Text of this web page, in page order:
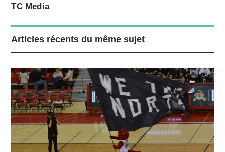
TC Media
Articles récents du même sujet